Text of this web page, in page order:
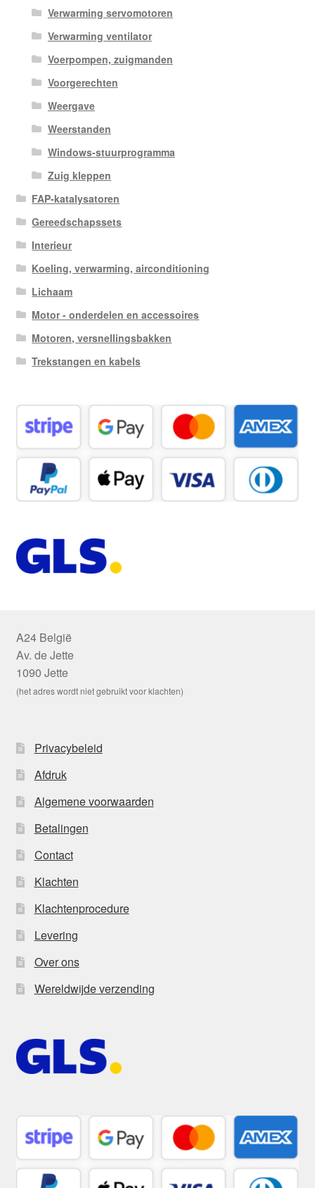
Verwarming servomotoren
Verwarming ventilator
Voerpompen, zuigmanden
Voorgerechten
Weergave
Weerstanden
Windows-stuurprogramma
Zuig kleppen
FAP-katalysatoren
Gereedschapssets
Interieur
Koeling, verwarming, airconditioning
Lichaam
Motor - onderdelen en accessoires
Motoren, versnellingsbakken
Trekstangen en kabels
A24 België
Av. de Jette
1090 Jette
(het adres wordt niet gebruikt voor klachten)
Privacybeleid
Afdruk
Algemene voorwaarden
Betalingen
Contact
Klachten
Klachtenprocedure
Levering
Over ons
Wereldwijde verzending